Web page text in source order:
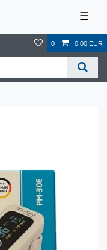
☰
0 0,00 EUR